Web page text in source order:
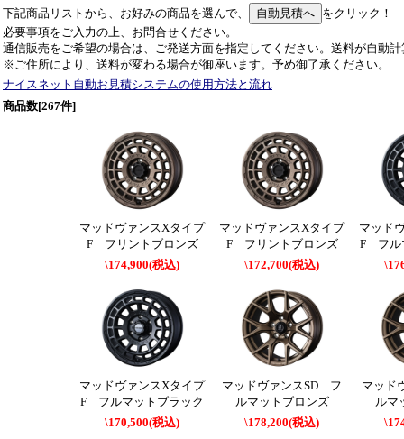
下記商品リストから、お好みの商品を選んで、
をクリック！
必要事項をご入力の上、お問合せください。
通信販売をご希望の場合は、ご発送方面を指定してください。送料が自動
※ご住所により、送料が変わる場合が御座います。予め御了承ください。
ナイスネット自動お見積システムの使用方法と流れ
商品数[267件]
マッドヴァンスXタイプ
F フリントブロンズ
\174,900(税込)
マッドヴァンスXタイプ
F フリントブロンズ
\172,700(税込)
マッド
F フル
マッドヴァンスXタイプ
F フルマットブラック
\170,500(税込)
マッドヴァンスSD フ
ルマットブロンズ
\178,200(税込)
マッド
ルマ